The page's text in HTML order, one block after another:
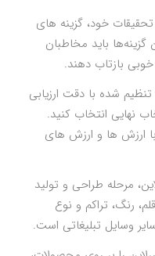
خود، گزینه های
باید مخاطبان
بازتاب دهند.
شده با دقت ارزیابی
نهایی انتخاب کنید.
ارزش ها و ارزش های
مرحله طراحی و تولید
رنگ، تراکم و نوع
وسایل تبلیغاتی است.